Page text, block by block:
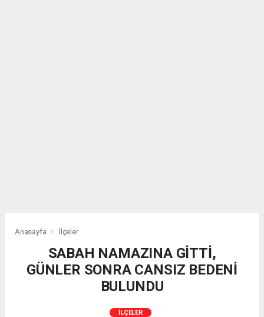
Anasayfa İlçeler
SABAH NAMAZINA GİTTİ,
GÜNLER SONRA CANSIZ BEDENİ
BULUNDU
İLÇELER